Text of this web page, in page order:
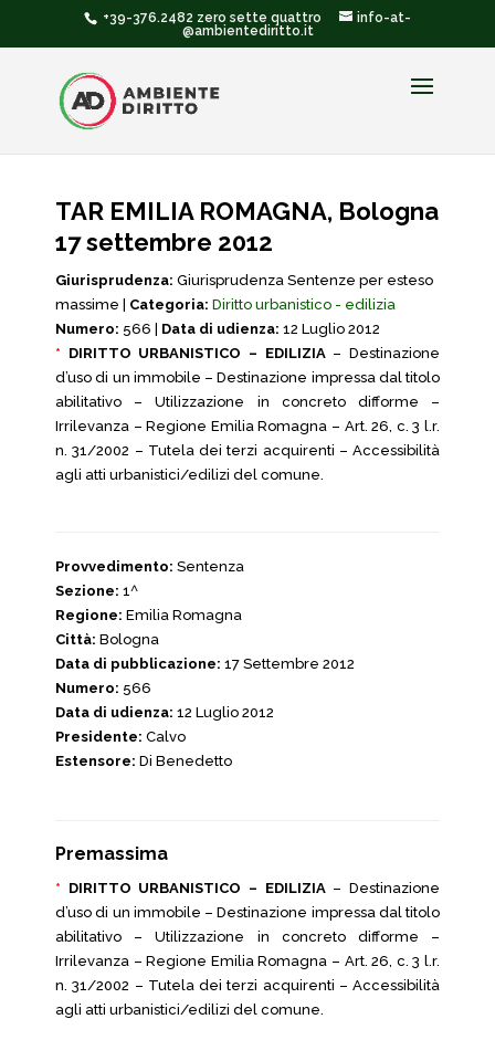
+39-376.2482 zero sette quattro
info-at-
@ambientediritto.it
TAR EMILIA ROMAGNA, Bologna
17 settembre 2012
Giurisprudenza: Giurisprudenza Sentenze per esteso
massime | Categoria: Diritto urbanistico - edilizia
Numero: 566 | Data di udienza: 12 Luglio 2012
* DIRITTO URBANISTICO – EDILIZIA– Destinazione
d’uso di un immobile – Destinazione impressa dal titolo
abilitativo – Utilizzazione in concreto difforme –
Irrilevanza – Regione Emilia Romagna – Art. 26, c. 3 l.r.
n. 31/2002 – Tutela dei terzi acquirenti – Accessibilità
agli atti urbanistici/edilizi del comune.
Provvedimento: Sentenza
Sezione: 1^
Regione: Emilia Romagna
Città: Bologna
Data di pubblicazione: 17 Settembre 2012
Numero: 566
Data di udienza: 12 Luglio 2012
Presidente: Calvo
Estensore: Di Benedetto
Premassima
* DIRITTO URBANISTICO – EDILIZIA– Destinazione
d’uso di un immobile – Destinazione impressa dal titolo
abilitativo – Utilizzazione in concreto difforme –
Irrilevanza – Regione Emilia Romagna – Art. 26, c. 3 l.r.
n. 31/2002 – Tutela dei terzi acquirenti – Accessibilità
agli atti urbanistici/edilizi del comune.